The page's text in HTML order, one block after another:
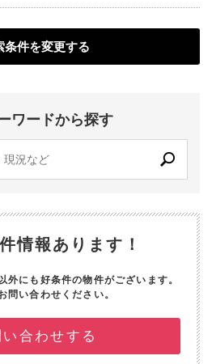
条件を変更する
ワードから探す
情報あります！
外にも好条件の物件がございます。
問い合わせください。
合わせする